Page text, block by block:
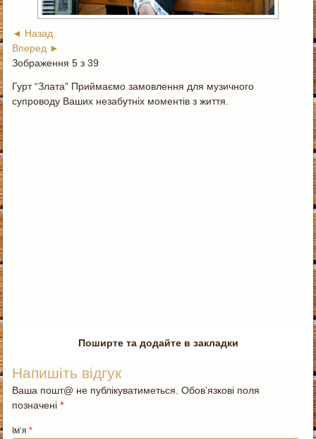
◄ Назад
Вперед ►
Зображення 5 з 39
Гурт “Злата” Приймаємо замовлення для музичного
супроводу Ваших незабутніх моментів з життя.
Поширте та додайте в закладки
Напишіть відгук
Ваша пошт@ не публікуватиметься. Обов’язкові поля
позначені*
Ім’я*